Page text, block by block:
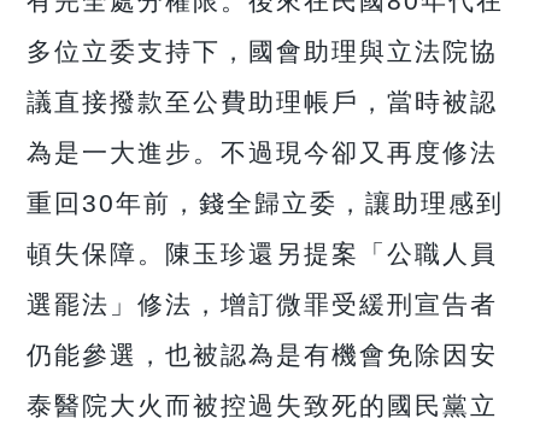
多位立委支持下，國會助理與立法院協
議直接撥款至公費助理帳戶，當時被認
為是一大進步。不過現今卻又再度修法
重回30年前，錢全歸立委，讓助理感到
頓失保障。 陳玉珍還另提案「公職人員
選罷法」修法，增訂微罪受緩刑宣告者
仍能參選，也被認為是有機會免除因安
泰醫院大火而被控過失致死的國民黨立